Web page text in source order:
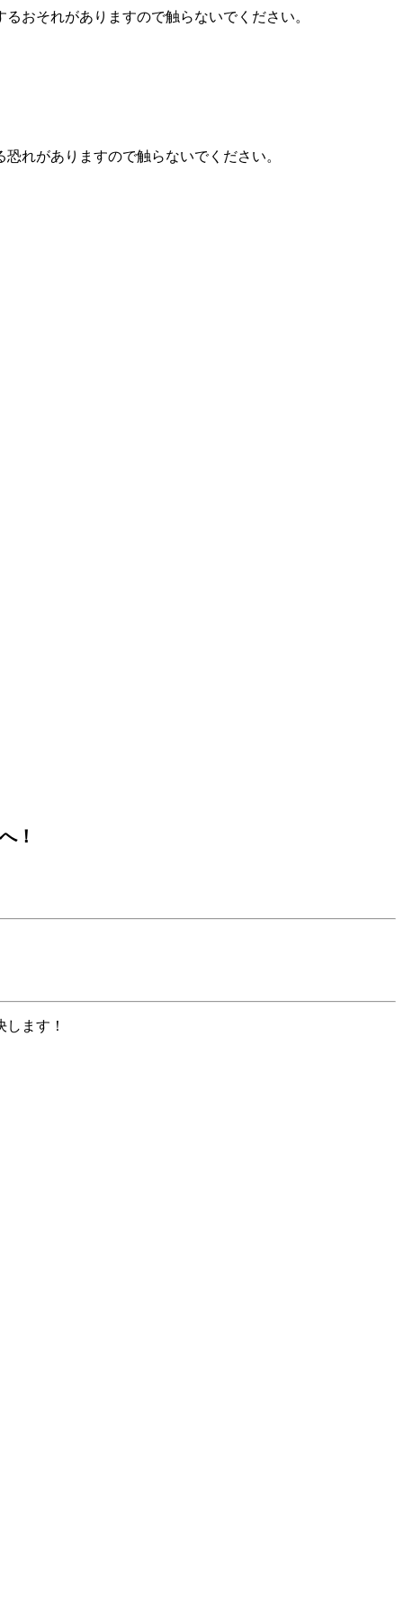
おそれがありますので触らないでください。
れがありますので触らないでください。
！
ます！